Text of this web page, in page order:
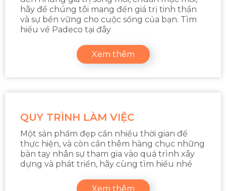
hãy để chúng tôi mang đến giá trị tinh thần
và sự bền vững cho cuộc sống của bạn. Tìm
hiểu về Padeco tại đây
Xem thêm
QUY TRÌNH LÀM VIỆC
Một sản phẩm đẹp cần nhiều thời gian để
thực hiện, và còn cần thêm hàng chục những
bàn tay nhân sự tham gia vào quá trình xây
dựng và phát triển, hãy cùng tìm hiểu nhé
Xem thêm